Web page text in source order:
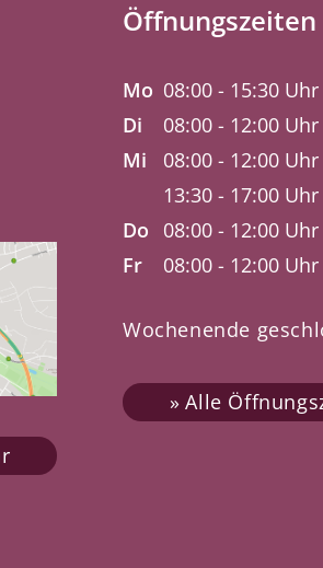
Öffnungszeiten
Mo 08:00 - 15:30 Uhr
Di
08:00 - 12:00 Uhr
Mi
08:00 - 12:00
13:30 - 17:00 Uhr
Do
08:00 - 12:00 Uhr
Fr
08:00 - 12:00 Uhr
Wochenende
Alle